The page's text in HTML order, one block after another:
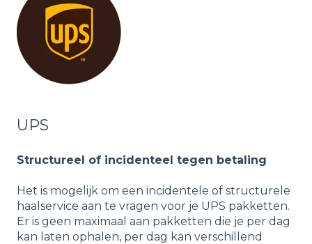
UPS
Structureel of incidenteel tegen betaling
Het is mogelijk om een incidentele of structurele
haalservice aan te vragen voor je UPS pakketten.
Er is geen maximaal aan pakketten die je per dag
kan laten ophalen, per dag kan verschillend